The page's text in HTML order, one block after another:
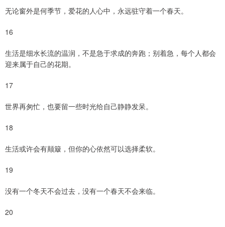
无论窗外是何季节，爱花的人心中，永远驻守着一个春天。
16
生活是细水长流的温润，不是急于求成的奔跑；别着急，每个人都会
迎来属于自己的花期。
17
世界再匆忙，也要留一些时光给自己静静发呆。
18
生活或许会有颠簸，但你的心依然可以选择柔软。
19
没有一个冬天不会过去，没有一个春天不会来临。
20